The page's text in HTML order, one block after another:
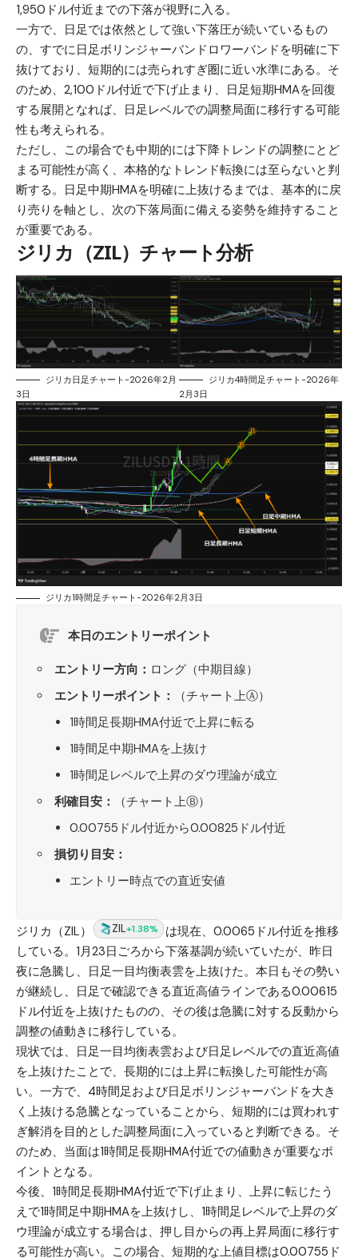
1,950ドル付近までの下落が視野に入る。
一方で、日足では依然として強い下落圧が続いているもの
の、すでに日足ボリンジャーバンドロワーバンドを明確に下
抜けており、短期的には売られすぎ圏に近い水準にある。そ
のため、2,100ドル付近で下げ止まり、日足短期HMAを回復
する展開となれば、日足レベルでの調整局面に移行する可能
性も考えられる。
ただし、この場合でも中期的には下降トレンドの調整にとど
まる可能性が高く、本格的なトレンド転換には至らないと判
断する。日足中期HMAを明確に上抜けるまでは、基本的に戻
り売りを軸とし、次の下落局面に備える姿勢を維持すること
が重要である。
ジリカ（ZIL）チャート分析
ジリカ日足チャート-2026年2月
3日
ジリカ4時間足チャート-2026年
2月3日
ジリカ1時間足チャート-2026年2月3日
本日のエントリーポイント
エントリー方向： ロング（中期目線）
エントリーポイント：
（チャート上Ⓐ）
1時間足長期HMA付近で上昇に転る
1時間足中期HMAを上抜け
1時間足レベルで上昇のダウ理論が成立
利確目安：
（チャート上Ⓑ）
0.00755ドル付近から0.00825ドル付近
損切り目安：
エントリー時点での直近安値
ジリカ（ZIL） ZIL+1.38%
は現在、0.0065ドル付近を推移
している。1月23日ごろから下落基調が続いていたが、昨日
夜に急騰し、日足一目均衡表雲を上抜けた。本日もその勢い
が継続し、日足で確認できる直近高値ラインである0.00615
ドル付近を上抜けたものの、その後は急騰に対する反動から
調整の値動きに移行している。
現状では、日足一目均衡表雲および日足レベルでの直近高値
を上抜けたことで、長期的には上昇に転換した可能性が高
い。一方で、4時間足および日足ボリンジャーバンドを大き
く上抜ける急騰となっていることから、短期的には買われす
ぎ解消を目的とした調整局面に入っていると判断できる。そ
のため、当面は1時間足長期HMA付近での値動きが重要なポ
イントとなる。
今後、1時間足長期HMA付近で下げ止まり、上昇に転じたう
えで1時間足中期HMAを上抜けし、1時間足レベルで上昇のダ
ウ理論が成立する場合は、押し目からの再上昇局面に移行す
る可能性が高い。この場合、短期的な上値目標は0.00755ド